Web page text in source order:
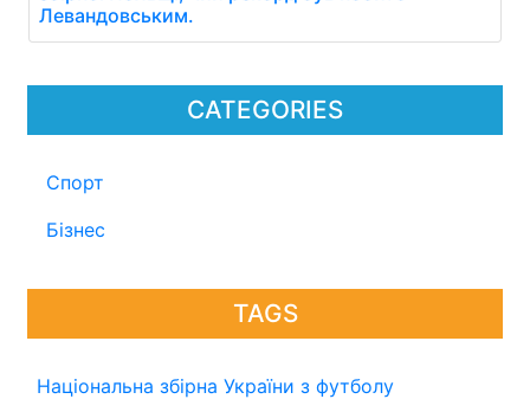
CATEGORIES
Спорт
Бізнес
TAGS
Національна збірна України з футболу
Левандовським.